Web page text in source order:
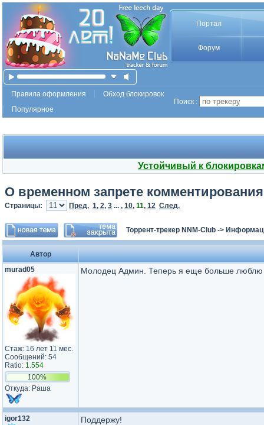
Портал
Форум
Правила оформления
Обход блокировок
Популярное
Поиск :
Устойчивый к
О временном запрете
Страницы: Пред. 1, 2, 3 ... , 10, 11, 12 След.
Торрент-трекер NNM-Club ->
Автор
murad05
Стаж: 16 лет 11 мес.
Сообщений: 54
Ratio: 1.554
100%
Откуда: Раша
Молодец Админ. Теперь я еще больше
igor132 Поддержу!